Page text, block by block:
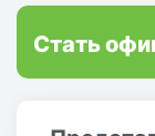
Стать